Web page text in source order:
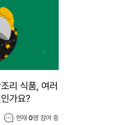
리 식품, 여러
가요?
현재0명 참여 중